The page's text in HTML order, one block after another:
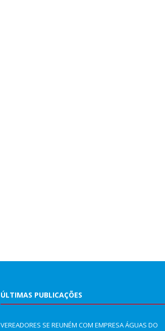
ÚLTIMAS PUBLICAÇÕES
VEREADORES SE REUNÉM COM EMPRESA ÁGUAS DO